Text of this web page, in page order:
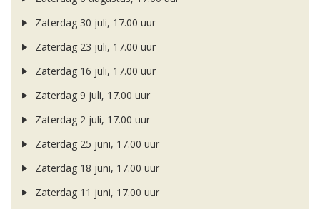
Zaterdag 30 juli, 17.00 uur
Zaterdag 23 juli, 17.00 uur
Zaterdag 16 juli, 17.00 uur
Zaterdag 9 juli, 17.00 uur
Zaterdag 2 juli, 17.00 uur
Zaterdag 25 juni, 17.00 uur
Zaterdag 18 juni, 17.00 uur
Zaterdag 11 juni, 17.00 uur